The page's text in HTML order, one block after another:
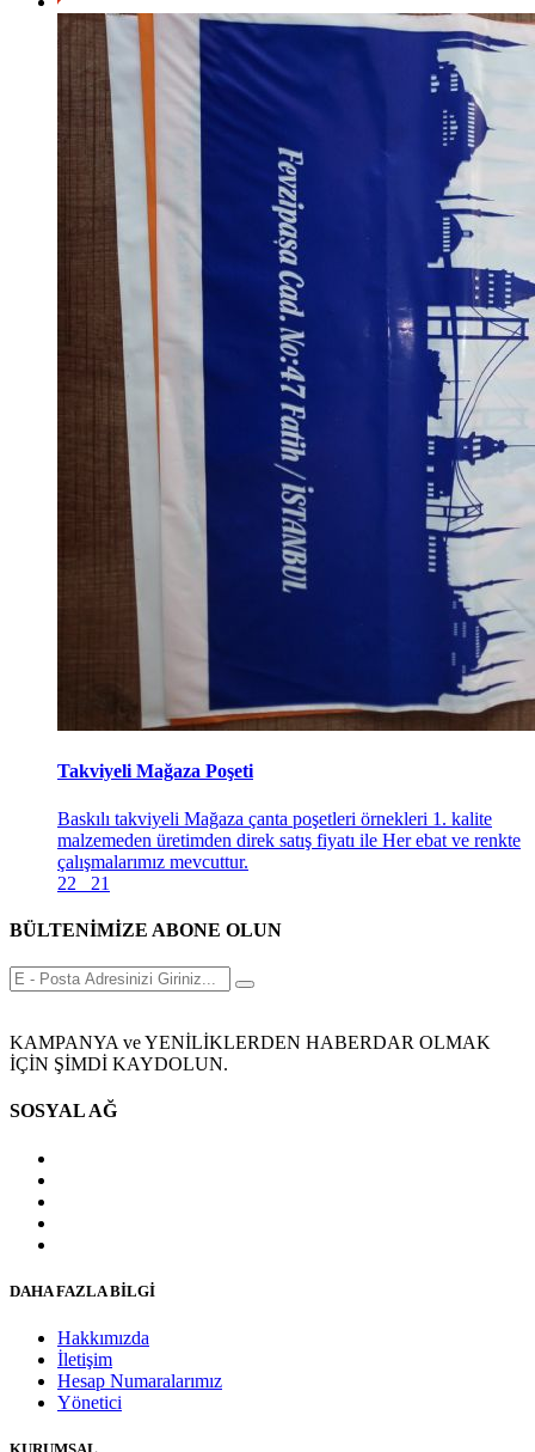
Takviyeli Mağaza Poşeti
Baskılı takviyeli Mağaza çanta poşetleri örnekleri 1. kalite
malzemeden üretimden direk satış fiyatı ile Her ebat ve renkte
çalışmalarımız mevcuttur.
22
21
BÜLTENİMİZE ABONE OLUN
KAMPANYA ve YENİLİKLERDEN HABERDAR OLMAK
İÇİN ŞİMDİ KAYDOLUN.
SOSYAL AĞ
DAHA FAZLA BİLGİ
Hakkımızda
İletişim
Hesap Numaralarımız
Yönetici